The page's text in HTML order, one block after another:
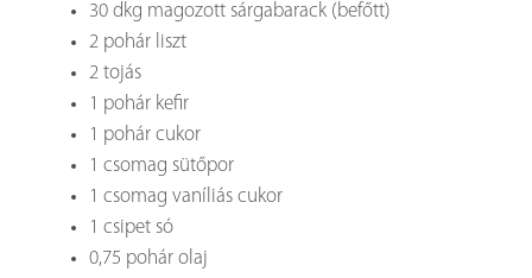
30 dkg magozott sárgabarack (befőtt)
2 pohár liszt
2 tojás
1 pohár kefir
1 pohár cukor
1 csomag sütőpor
1 csomag vaníliás cukor
1 csipet só
0,75 pohár olaj